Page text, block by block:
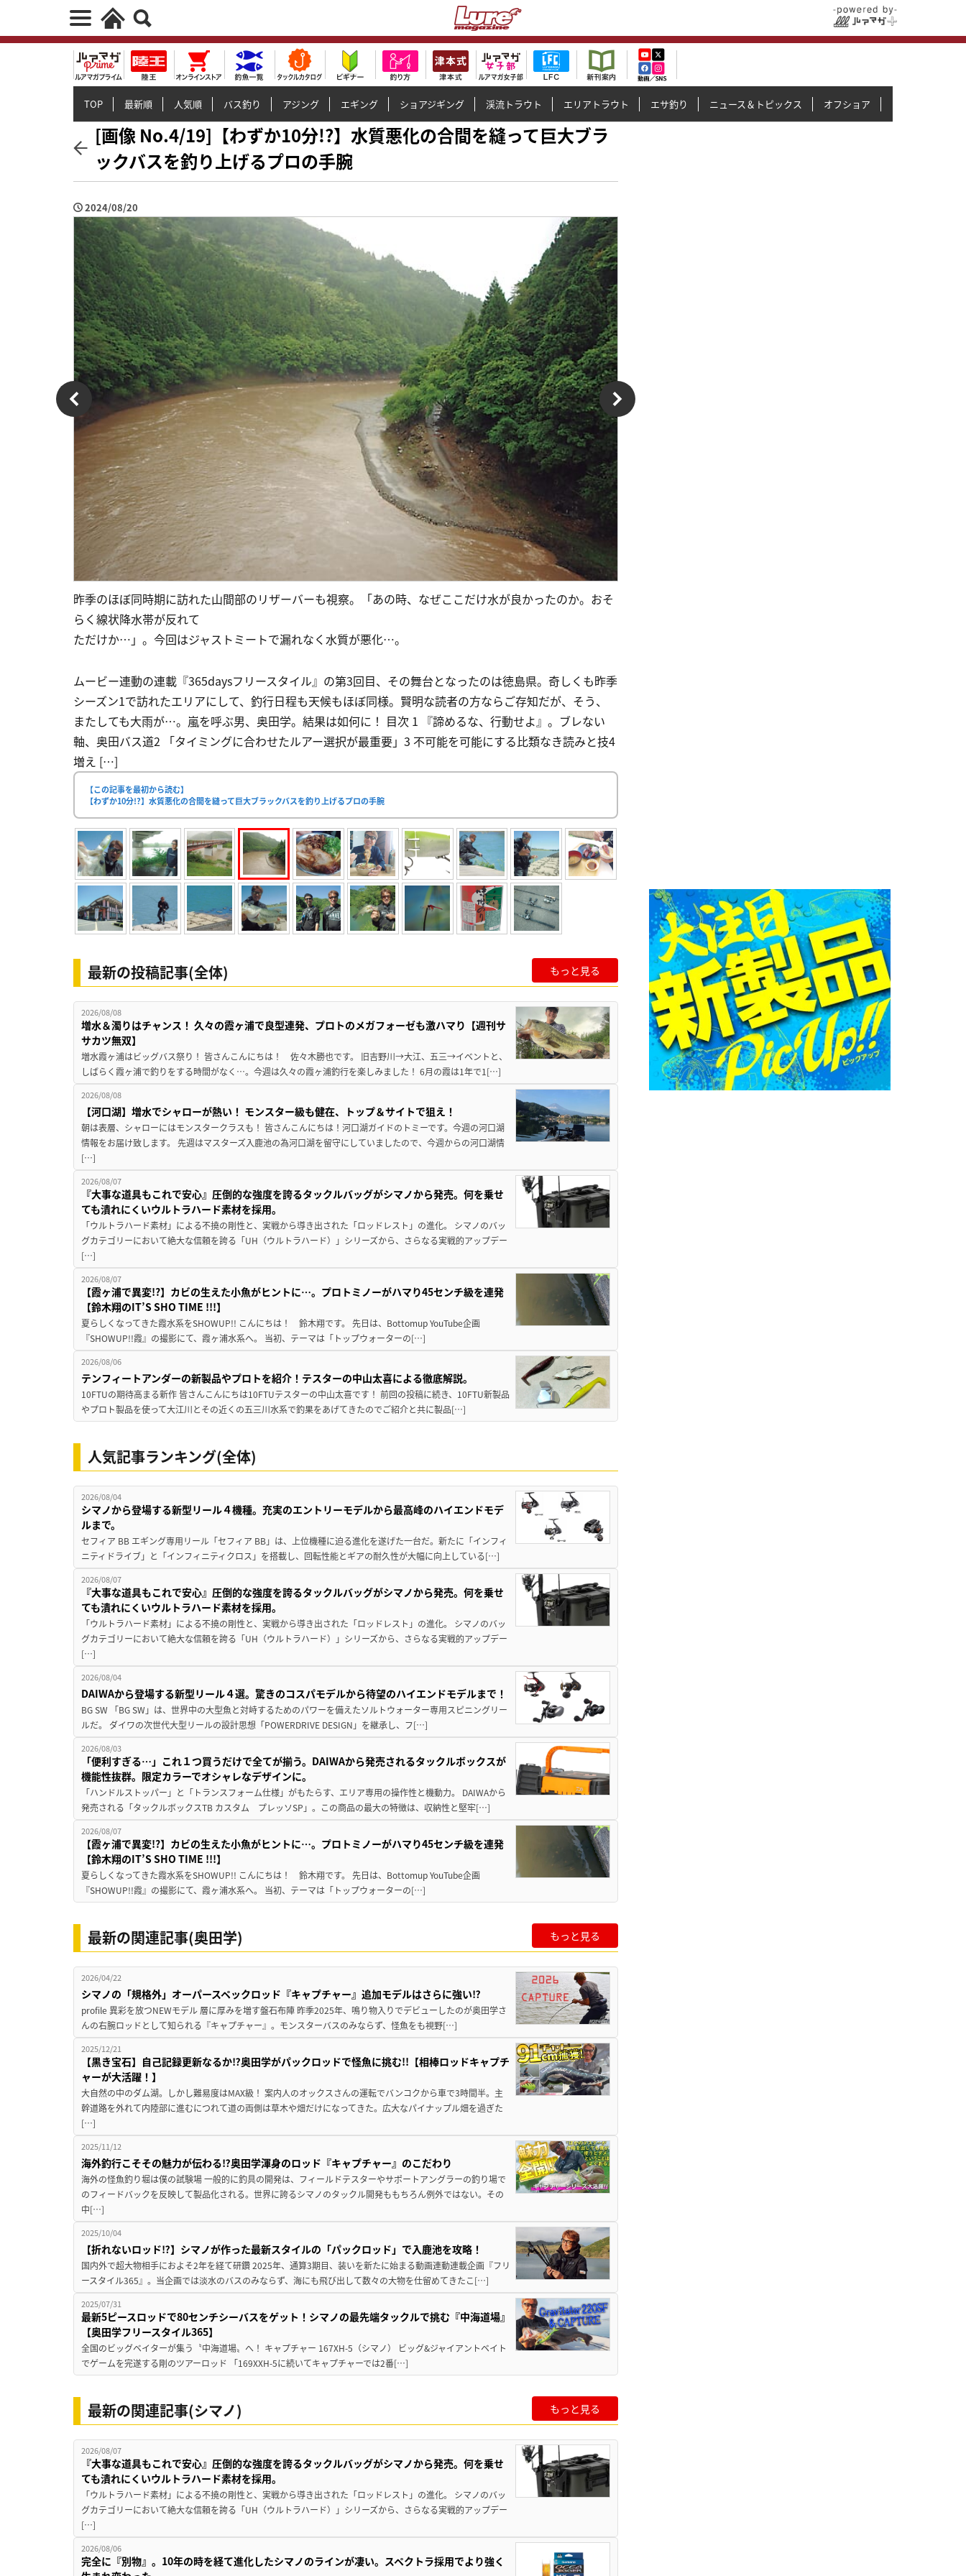
TOP 最新順 人気順 バス釣り アジング エギング ショアジギング 渓流トラウト エリアトラウト エサ釣り ニュース＆トピックス オフショア
[画像 No.4/19]【わずか10分!?】水質悪化の合間を縫って巨大ブラ
ックバスを釣り上げるプロの手腕
2024/08/20
昨季のほぼ同時期に訪れた山間部のリザーバーも視察。「あの時、なぜここだけ水が良かったのか。おそ
らく線状降水帯が反れて
ただけか…」。今回はジャストミートで漏れなく水質が悪化…。
ムービー連動の連載『365daysフリースタイル』の第3回目、その舞台となったのは徳島県。奇しくも昨季
シーズン1で訪れたエリアにして、釣行日程も天候もほぼ同様。賢明な読者の方ならご存知だが、そう、
またしても大雨が…。嵐を呼ぶ男、奥田学。結果は如何に！ 目次 1 『諦めるな、行動せよ』。ブレない
軸、奥田バス道2 「タイミングに合わせたルアー選択が最重要」3 不可能を可能にする比類なき読みと技4
増え […]
【この記事を最初から読む】
【わずか10分!?】水質悪化の合間を縫って巨大ブラックバスを釣り上げるプロの手腕
最新の投稿記事(全体) もっと見る
2026/08/08
増水＆濁りはチャンス！ 久々の霞ヶ浦で良型連発、プロトのメガフォーゼも激ハマり【週刊サ
サカツ無双】
増水霞ヶ浦はビッグバス祭り！ 皆さんこんにちは！ 佐々木勝也です。 旧吉野川→大江、五三→イベントと、
しばらく霞ヶ浦で釣りをする時間がなく…。今週は久々の霞ヶ浦釣行を楽しみました！ 6月の霞は1年で1[…]
2026/08/08
【河口湖】増水でシャローが熱い！ モンスター級も健在、トップ＆サイトで狙え！
朝は表層、シャローにはモンスタークラスも！ 皆さんこんにちは！河口湖ガイドのトミーです。今週の河口湖
情報をお届け致します。 先週はマスターズ入鹿池の為河口湖を留守にしていましたので、今週からの河口湖情
[…]
2026/08/07
『大事な道具もこれで安心』圧倒的な強度を誇るタックルバッグがシマノから発売。何を乗せ
ても潰れにくいウルトラハード素材を採用。
「ウルトラハード素材」による不撓の剛性と、実戦から導き出された「ロッドレスト」の進化。 シマノのバッ
グカテゴリーにおいて絶大な信頼を誇る「UH（ウルトラハード）」シリーズから、さらなる実戦的アップデー
[…]
2026/08/07
【霞ヶ浦で異変!?】カビの生えた小魚がヒントに…。プロトミノーがハマり45センチ級を連発
【鈴木翔のIT’S SHO TIME !!!】
夏らしくなってきた霞水系をSHOWUP!! こんにちは！ 鈴木翔です。 先日は、Bottomup YouTube企画
『SHOWUP!!霞』の撮影にて、霞ヶ浦水系へ。 当初、テーマは「トップウォーターの[…]
2026/08/06
テンフィートアンダーの新製品やプロトを紹介！テスターの中山太喜による徹底解説。
10FTUの期待高まる新作 皆さんこんにちは10FTUテスターの中山太喜です！ 前回の投稿に続き、10FTU新製品
やプロト製品を使って大江川とその近くの五三川水系で釣果をあげてきたのでご紹介と共に製品[…]
人気記事ランキング(全体)
2026/08/04
シマノから登場する新型リール４機種。充実のエントリーモデルから最高峰のハイエンドモデ
ルまで。
セフィア BB エギング専用リール「セフィア BB」は、上位機種に迫る進化を遂げた一台だ。新たに「インフィ
ニティドライブ」と「インフィニティクロス」を搭載し、回転性能とギアの耐久性が大幅に向上している[…]
2026/08/07
『大事な道具もこれで安心』圧倒的な強度を誇るタックルバッグがシマノから発売。何を乗せ
ても潰れにくいウルトラハード素材を採用。
「ウルトラハード素材」による不撓の剛性と、実戦から導き出された「ロッドレスト」の進化。 シマノのバッ
グカテゴリーにおいて絶大な信頼を誇る「UH（ウルトラハード）」シリーズから、さらなる実戦的アップデー
[…]
2026/08/04
DAIWAから登場する新型リール４選。驚きのコスパモデルから待望のハイエンドモデルまで！
BG SW 「BG SW」は、世界中の大型魚と対峙するためのパワーを備えたソルトウォーター専用スピニングリー
ルだ。 ダイワの次世代大型リールの設計思想「POWERDRIVE DESIGN」を継承し、フ[…]
2026/08/03
「便利すぎる…」これ１つ買うだけで全てが揃う。DAIWAから発売されるタックルボックスが
機能性抜群。限定カラーでオシャレなデザインに。
「ハンドルストッパー」と「トランスフォーム仕様」がもたらす、エリア専用の操作性と機動力。 DAIWAから
発売される「タックルボックスTB カスタム プレッソSP」。この商品の最大の特徴は、収納性と堅牢[…]
2026/08/07
【霞ヶ浦で異変!?】カビの生えた小魚がヒントに…。プロトミノーがハマり45センチ級を連発
【鈴木翔のIT’S SHO TIME !!!】
夏らしくなってきた霞水系をSHOWUP!! こんにちは！ 鈴木翔です。 先日は、Bottomup YouTube企画
『SHOWUP!!霞』の撮影にて、霞ヶ浦水系へ。 当初、テーマは「トップウォーターの[…]
最新の関連記事(奥田学) もっと見る
2026/04/22
シマノの「規格外」オーパースペックロッド『キャプチャー』追加モデルはさらに強い⁉
profile 異彩を放つNEWモデル 層に厚みを増す盤石布陣 昨季2025年、鳴り物入りでデビューしたのが奥田学さ
んの右腕ロッドとして知られる『キャプチャー』。モンスターバスのみならず、怪魚をも視野[…]
2025/12/21
【黒き宝石】自己記録更新なるか⁉奥田学がパックロッドで怪魚に挑む!!【相棒ロッドキャプチ
ャーが大活躍！】
大自然の中のダム湖。しかし難易度はMAX級！ 案内人のオックスさんの運転でバンコクから車で3時間半。主
幹道路を外れて内陸部に進むにつれて道の両側は草木や畑だけになってきた。広大なパイナップル畑を過ぎた
[…]
2025/11/12
海外釣行こそその魅力が伝わる⁉奥田学渾身のロッド『キャプチャー』のこだわり
海外の怪魚釣り堀は僕の試験場 一般的に釣具の開発は、フィールドテスターやサポートアングラーの釣り場で
のフィードバックを反映して製品化される。世界に誇るシマノのタックル開発ももちろん例外ではない。その
中[…]
2025/10/04
【折れないロッド⁉】シマノが作った最新スタイルの「パックロッド」で入鹿池を攻略！
国内外で超大物相手におよそ2年を経て研鑽 2025年、通算3期目、装いを新たに始まる動画連動連載企画『フリ
ースタイル365』。当企画では淡水のバスのみならず、海にも飛び出して数々の大物を仕留めてきたこ[…]
2025/07/31
最新5ピースロッドで80センチシーバスをゲット！シマノの最先端タックルで挑む『中海道場』
【奥田学フリースタイル365】
全国のビッグベイターが集う〝中海道場〟へ！ キャプチャー 167XH-5（シマノ） ビッグ&ジャイアントベイト
でゲームを完遂する剛のツアーロッド 「169XXH-5に続いてキャプチャーでは2番[…]
最新の関連記事(シマノ) もっと見る
2026/08/07
『大事な道具もこれで安心』圧倒的な強度を誇るタックルバッグがシマノから発売。何を乗せ
ても潰れにくいウルトラハード素材を採用。
「ウルトラハード素材」による不撓の剛性と、実戦から導き出された「ロッドレスト」の進化。 シマノのバッ
グカテゴリーにおいて絶大な信頼を誇る「UH（ウルトラハード）」シリーズから、さらなる実戦的アップデー
[…]
2026/08/06
完全に『別物』。10年の時を経て進化したシマノのラインが凄い。スペクトラ採用でより強く